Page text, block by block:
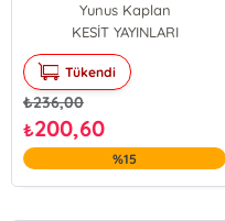
Yunus Kaplan
KESİT YAYINLARI
Tükendi
₺236,00
₺200,60
%15